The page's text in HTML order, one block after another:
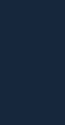
oknie)oknie)